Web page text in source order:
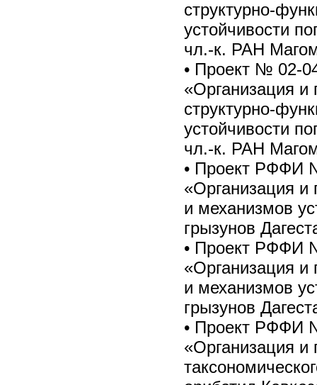
структурно-
устойчивости
чл.-к. РАН
• Проект № 02-
«Организация и
структурно-
устойчивости
чл.-к. РАН
• Проект РФФИ
«Организация и
и механизмов
грызунов
• Проект РФФИ
«Организация и
и механизмов
грызунов
• Проект РФФИ
«Организация и